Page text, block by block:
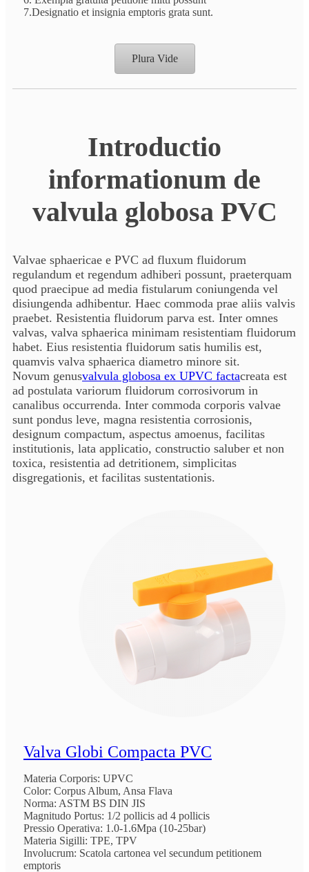
7.Designatio et insignia emptoris grata sunt.
Plura Vide
Introductio
informationum de
valvula globosa PVC
Valvae sphaericae e PVC ad fluxum fluidorum
regulandum et regendum adhiberi possunt, praeterquam
quod praecipue ad media fistularum coniungenda vel
disiungenda adhibentur. Haec commoda prae aliis valvis
praebet. Resistentia fluidorum parva est. Inter omnes
valvas, valva sphaerica minimam resistentiam fluidorum
habet. Eius resistentia fluidorum satis humilis est,
quamvis valva sphaerica diametro minore sit.
Novum genusvalvula globosa ex UPVC factacreata est
ad postulata variorum fluidorum corrosivorum in
canalibus occurrenda. Inter commoda corporis valvae
sunt pondus leve, magna resistentia corrosionis,
designum compactum, aspectus amoenus, facilitas
institutionis, lata applicatio, constructio saluber et non
toxica, resistentia ad detritionem, simplicitas
disgregationis, et facilitas sustentationis.
Valva Globi Compacta PVC
Materia Corporis: UPVC
Color: Corpus Album, Ansa Flava
Norma: ASTM BS DIN JIS
Magnitudo Portus: 1/2 pollicis ad 4 pollicis
Pressio Operativa: 1.0-1.6Mpa (10-25bar)
Materia Sigilli: TPE, TPV
Involucrum: Scatola cartonea vel secundum petitionem
emptoris